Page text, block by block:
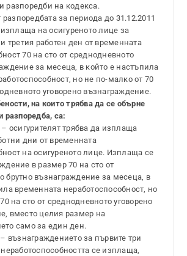
разпоредби на кодекса.
разпоредбата за периода до 31.12.2011
изплаща на осигуреното лице за
третия работен ден от временната
70 на сто от среднодневното
за месеца, в който е настъпила
но не по-малко от 70
уговорено възнаграждение.
на които трябва да се обърне
разпоредба, са:
– осигурителят трябва да изплаща
дни от временната
на осигуреното лице. Изплаща се
в размер 70 на сто от
брутно възнаграждение за месеца, в
временната неработоспособност, но
на сто от среднодневното уговорено
вместо целия размер на
само за един ден.
– възнаграждението за първите три
се изплаща,